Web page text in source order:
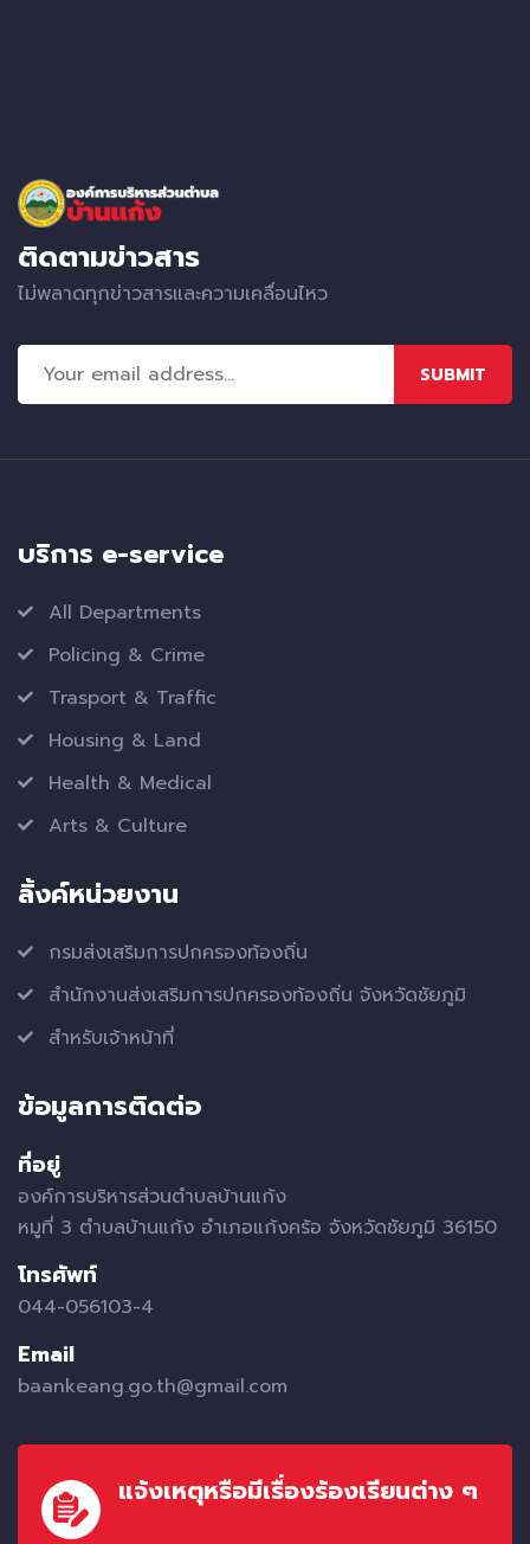
ติดตามข่าวสาร
ไม่พลาดทุกข่าวสารและความเคลื่อนไหว
SUBMIT
บริการ e-service
All Departments
Policing & Crime
Trasport & Traffic
Housing & Land
Health & Medical
Arts & Culture
ลิ้งค์หน่วยงาน
กรมส่งเสริมการปกครองท้องถิ่น
สำนักงานส่งเสริมการปกครองท้องถิ่น จังหวัดชัยภูมิ
สำหรับเจ้าหน้าที่
ข้อมูลการติดต่อ
ที่อยู่
องค์การบริหารส่วนตำบลบ้านแก้ง
หมูที่ 3 ตำบลบ้านแก้ง อำเภอแก้งคร้อ จังหวัดชัยภูมิ 36150
โทรศัพท์
044-056103-4
Email
baankeang.go.th@gmail.com
แจ้งเหตุหรือมีเรื่องร้องเรียนต่าง ๆ